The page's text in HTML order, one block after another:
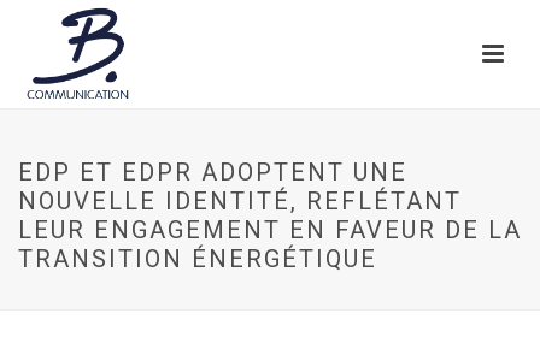
EDP ET EDPR ADOPTENT UNE
NOUVELLE IDENTITÉ, REFLÉTANT
LEUR ENGAGEMENT EN FAVEUR DE LA
TRANSITION ÉNERGÉTIQUE